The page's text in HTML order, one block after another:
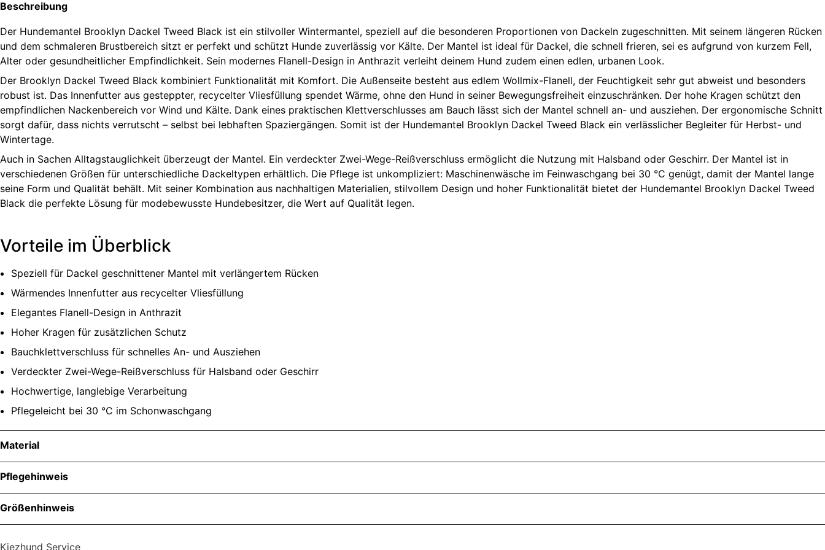
Beschreibung
Der Hundemantel Brooklyn Dackel Tweed Black ist ein stilvoller Wintermantel, speziell auf die besonderen Proportionen von Dackeln zugeschnitten. Mit seinem längeren Rücken
und dem schmaleren Brustbereich sitzt er perfekt und schützt Hunde zuverlässig vor Kälte. Der Mantel ist ideal für Dackel, die schnell frieren, sei es aufgrund von kurzem Fell,
Alter oder gesundheitlicher Empfindlichkeit. Sein modernes Flanell-Design in Anthrazit verleiht deinem Hund zudem einen edlen, urbanen Look.
Der Brooklyn Dackel Tweed Black kombiniert Funktionalität mit Komfort. Die Außenseite besteht aus edlem Wollmix-Flanell, der Feuchtigkeit sehr gut abweist und besonders
robust ist. Das Innenfutter aus gesteppter, recycelter Vliesfüllung spendet Wärme, ohne den Hund in seiner Bewegungsfreiheit einzuschränken. Der hohe Kragen schützt den
empfindlichen Nackenbereich vor Wind und Kälte. Dank eines praktischen Klettverschlusses am Bauch lässt sich der Mantel schnell an- und ausziehen. Der ergonomische Schnitt
sorgt dafür, dass nichts verrutscht – selbst bei lebhaften Spaziergängen. Somit ist der Hundemantel Brooklyn Dackel Tweed Black ein verlässlicher Begleiter für Herbst- und
Wintertage.
Auch in Sachen Alltagstauglichkeit überzeugt der Mantel. Ein verdeckter Zwei-Wege-Reißverschluss ermöglicht die Nutzung mit Halsband oder Geschirr. Der Mantel ist in
verschiedenen Größen für unterschiedliche Dackeltypen erhältlich. Die Pflege ist unkompliziert: Maschinenwäsche im Feinwaschgang bei 30 °C genügt, damit der Mantel lange
seine Form und Qualität behält. Mit seiner Kombination aus nachhaltigen Materialien, stilvollem Design und hoher Funktionalität bietet der Hundemantel Brooklyn Dackel Tweed
Black die perfekte Lösung für modebewusste Hundebesitzer, die Wert auf Qualität legen.
Vorteile im Überblick
Speziell für Dackel geschnittener Mantel mit verlängertem Rücken
Wärmendes Innenfutter aus recycelter Vliesfüllung
Elegantes Flanell-Design in Anthrazit
Hoher Kragen für zusätzlichen Schutz
Bauchklettverschluss für schnelles An- und Ausziehen
Verdeckter Zwei-Wege-Reißverschluss für Halsband oder Geschirr
Hochwertige, langlebige Verarbeitung
Pflegeleicht bei 30 °C im Schonwaschgang
Material
Pflegehinweis
Größenhinweis
Kiezhund Service